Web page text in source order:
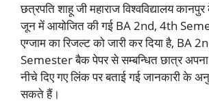
छत्रपति शाहू जी महाराज विश्वविद्यालय कानपुर
जून में आयोजित की गई BA 2nd, 4th
एग्जाम का रिजल्ट को जारी कर दिया है, BA
Semester बैक पेपर से सम्बन्धित छात्र
नीचे दिए गए लिंक पर बताई गई जानकारी के
सकते हैं।